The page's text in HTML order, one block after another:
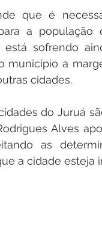
que é
a
sofrendo
município a
cidades.
do Juruá
Alves
as
a cidade esteja